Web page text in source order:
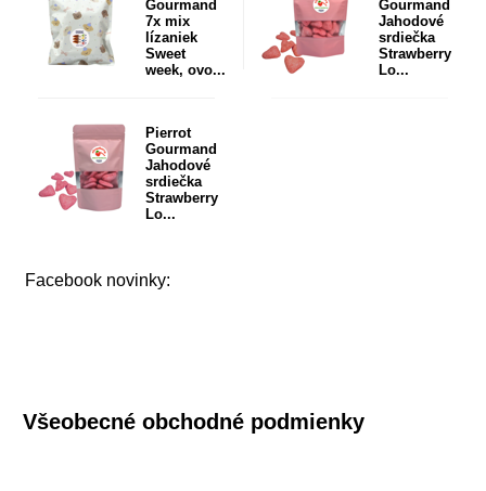
Gourmand
7x mix
lízaniek
Sweet
week, ovo...
Gourmand
Jahodové
srdiečka
Strawberry
Lo...
Pierrot
Gourmand
Jahodové
srdiečka
Strawberry
Lo...
Facebook novinky:
Všeobecné obchodné podmienky